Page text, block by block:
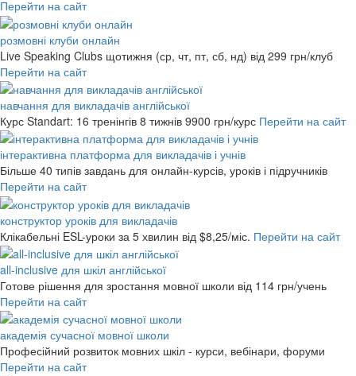
Перейти на сайт
розмовні клуби онлайн
Live Speaking Clubs щотижня (ср, чт, пт, сб, нд) від 299 грн/клуб
Перейти на сайт
навчання для викладачів англійської
Курс Standart: 16 тренінгів 8 тижнів 9900 грн/курс Перейти на сайт
інтерактивна платформа для викладачів і учнів
Більше 40 типів завдань для онлайн-курсів, уроків і підручників
Перейти на сайт
конструктор уроків для викладачів
Клікабельні ESL-уроки за 5 хвилин від $8,25/міс. Перейти на сайт
all-inclusive для шкіл англійської
Готове рішення для зростання мовної школи від 114 грн/учень
Перейти на сайт
академія сучасної мовної школи
Професійний розвиток мовних шкіл - курси, вебінари, форуми
Перейти на сайт